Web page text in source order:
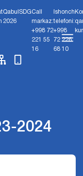
Qabul
2026
SDGCall
markaz:
+998 72
221 55
16
Ishonch
telefoni:
+998
72 226
68 10
2024